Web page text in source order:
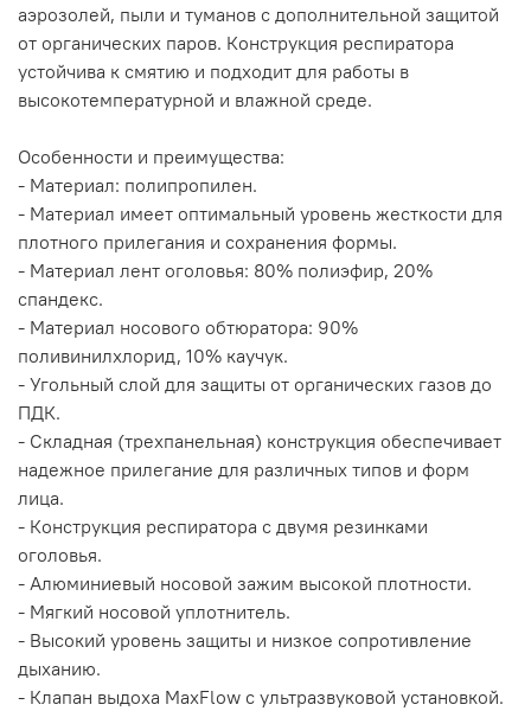
аэрозолей, пыли и туманов с дополнительной защитой
от органических паров. Конструкция респиратора
устойчива к смятию и подходит для работы в
высокотемпературной и влажной среде.
Особенности и преимущества:
- Материал: полипропилен.
- Материал имеет оптимальный уровень жесткости для
плотного прилегания и сохранения формы.
- Материал лент оголовья: 80% полиэфир, 20%
спандекс.
- Материал носового обтюратора: 90%
поливинилхлорид, 10% каучук.
- Угольный слой для защиты от органических газов до
ПДК.
- Складная (трехпанельная) конструкция обеспечивает
надежное прилегание для различных типов и форм
лица.
- Конструкция респиратора с двумя резинками
оголовья.
- Алюминиевый носовой зажим высокой плотности.
- Мягкий носовой уплотнитель.
- Высокий уровень защиты и низкое сопротивление
дыханию.
- Клапан выдоха MaxFlow с ультразвуковой установкой.